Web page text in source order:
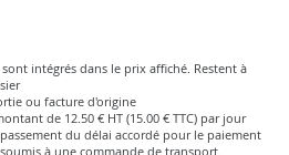
intégrés dans le prix affiché. Restent à
ou facture d'origine
de 12.50 € HT (15.00 € TTC) par jour
du délai accordé pour le paiement
à une commande de transport.